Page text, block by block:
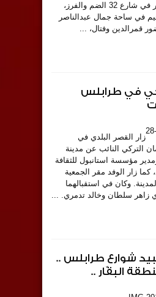
رمضان في التل واخر في شارع 32 الضم والفرز،
في ساحة جمال عبدالناصر
قمرالدين وفتال، ...
في طرابلس
زار القصر البلدي في
التركي النائب عن مدينة
مؤسسة استانبول للثقافة
كما زار الوفد مقر الجمعية
المدينة. وكان في استقبالهما
زاهر سلطان وخالد تدمري. ...
شوارع طرابلس ..
البقّار ..